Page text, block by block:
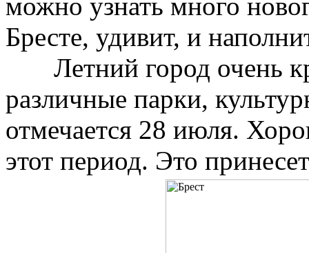
Бресте, удивит, и
Летний город очень
различные парки,
отмечается 28 июля.
этот период. Это